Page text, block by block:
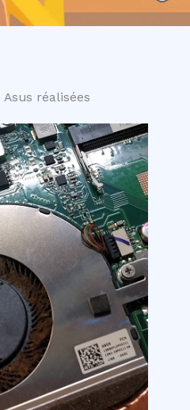
réalisées